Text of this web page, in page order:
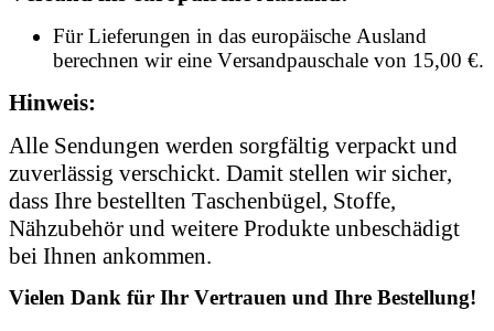
Für Lieferungen in das europäische Ausland
berechnen wir eine Versandpauschale von 15,00 €.
Hinweis:
Alle Sendungen werden sorgfältig verpackt und
zuverlässig verschickt. Damit stellen wir sicher,
dass Ihre bestellten Taschenbügel, Stoffe,
Nähzubehör und weitere Produkte unbeschädigt
bei Ihnen ankommen.
Vielen Dank für Ihr Vertrauen und Ihre Bestellung!